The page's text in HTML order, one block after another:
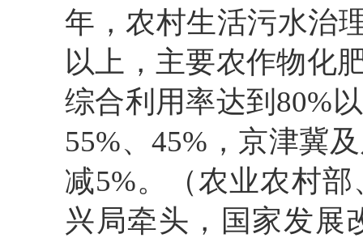
年，农村生活污水治
以上，主要农作物化
综合利用率达到80%
55%、45%，京津冀
减5%。（农业农村
兴局牵头，国家发展